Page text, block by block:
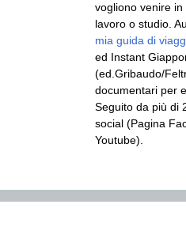
vogliono venire in
lavoro o studio.
mia guida di
ed Instant
(ed.Gribaudo/
documentari per
Seguito da più di
social (Pagina
Youtube).